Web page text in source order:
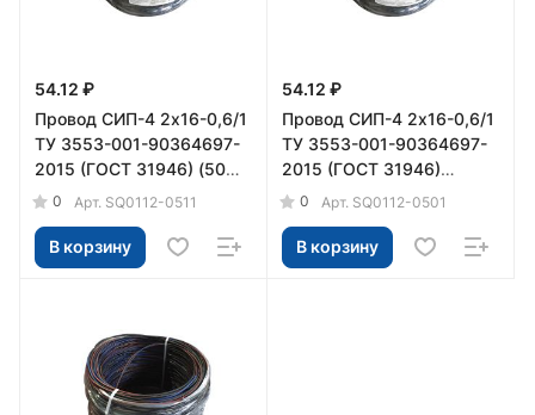
54.12 ₽
Провод СИП-4 2х16-0,6/1
ТУ 3553-001-90364697-
2015 (ГОСТ 31946) (50м)
TDM
0 Арт. SQ0112-0511
В корзину
54.12 ₽
Провод СИП-4 2х16-0,6/1
ТУ 3553-001-90364697-
2015 (ГОСТ 31946)
(400м) TDM
0 Арт. SQ0112-0501
В корзину